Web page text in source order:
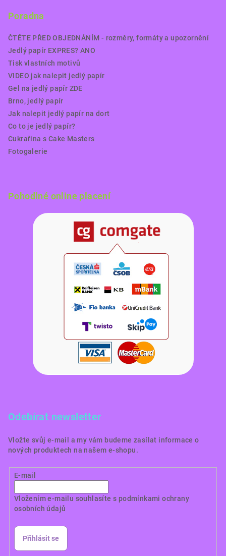
Poradna
ČTĚTE PŘED OBJEDNÁNÍM - rozměry, formáty a upozornění
Jedlý papír EXPRES? ANO
Tisk vlastních motivů
VIDEO jak nalepit jedlý papír
Gel na jedlý papír ZDE
Brno, jedlý papír
Jak nalepit jedlý papír na dort
Co to je jedlý papír?
Cukrařina s Cake Masters
Fotogalerie
Pohodlné online placení
Odebírat newsletter
Vložte svůj e-mail a my vám budeme zasílat informace o
nových produktech na našem e-shopu.
E-mail
Vložením e-mailu souhlasíte s podmínkami ochrany
osobních údajů
Přihlásit se